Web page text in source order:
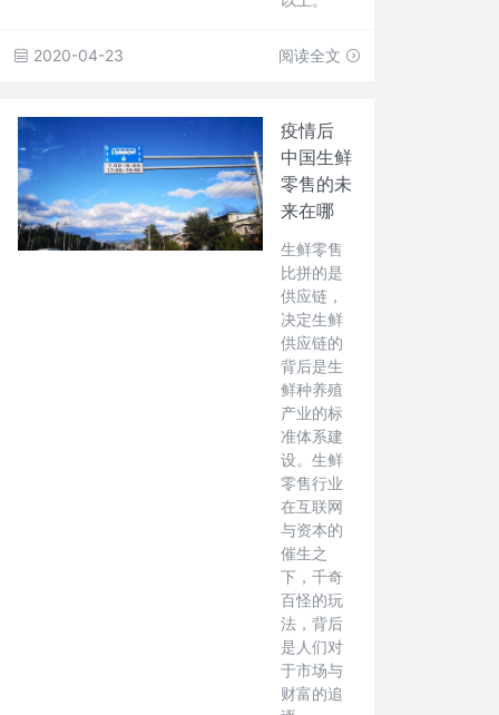
2020-04-23 阅读全文
疫情后
中国生鲜
零售的未
来在哪
生鲜零售
比拼的是
供应链，
决定生鲜
供应链的
背后是生
鲜种养殖
产业的标
准体系建
设。生鲜
零售行业
在互联网
与资本的
催生之
下，千奇
百怪的玩
法，背后
是人们对
于市场与
财富的追